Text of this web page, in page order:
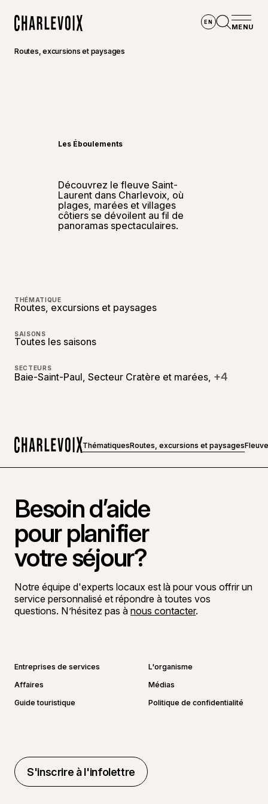
EN
MENU
Routes, excursions et paysages
Découvrez le fleuve Saint-
Laurent dans Charlevoix, où
plages, marées et villages
côtiers se dévoilent au fil de
panoramas spectaculaires.
Les Éboulements
THÉMATIQUE
Routes, excursions et paysages
SAISONS
Toutes les saisons
SECTEURS
Baie-Saint-Paul, Secteur Cratère et marées, +4
ThématiquesRoutes, excursions et paysages
Besoin d’aide
pour planifier
votre séjour?
Notre équipe d'experts locaux est là pour vous offrir un
service personnalisé et répondre à toutes vos
questions. N’hésitez pas à nous contacter.
Entreprises de services
L'organisme
Affaires
Médias
Guide touristique
Politique de confidentialité
S'inscrire à l'infolettre
S'inscrire à l'infolettre